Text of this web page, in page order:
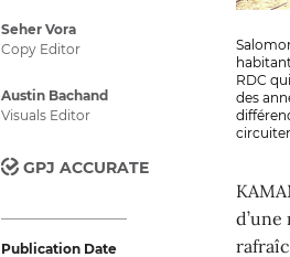
Seher Vora
Copy Editor
Austin Bachand
Visuals Editor
GPJ ACCURATE
Publication Date
RDC
des
circuiter